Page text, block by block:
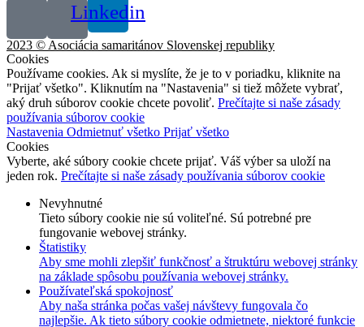
Linkedin
2023 © Asociácia samaritánov Slovenskej republiky
Cookies
Používame cookies. Ak si myslíte, že je to v poriadku, kliknite na
"Prijať všetko". Kliknutím na "Nastavenia" si tiež môžete vybrať,
aký druh súborov cookie chcete povoliť. Prečítajte si naše zásady
používania súborov cookie
Nastavenia Odmietnuť všetko Prijať všetko
Cookies
Vyberte, aké súbory cookie chcete prijať. Váš výber sa uloží na
jeden rok. Prečítajte si naše zásady používania súborov cookie
Nevyhnutné
Tieto súbory cookie nie sú voliteľné. Sú potrebné pre
fungovanie webovej stránky.
Štatistiky
Aby sme mohli zlepšiť funkčnosť a štruktúru webovej stránky
na základe spôsobu používania webovej stránky.
Používateľská spokojnosť
Aby naša stránka počas vašej návštevy fungovala čo
najlepšie. Ak tieto súbory cookie odmietnete, niektoré funkcie